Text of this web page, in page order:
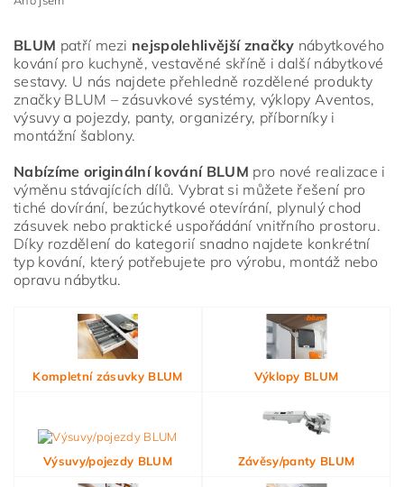
Vložením hodnocení souhlasíte spodmínkami ochrany
osobních údajů
BLUM patří mezi nejspolehlivější značky nábytkového
kování pro kuchyně, vestavěné skříně i další nábytkové
sestavy. U nás najdete přehledně rozdělené produkty
značky BLUM – zásuvkové systémy, výklopy Aventos,
výsuvy a pojezdy, panty, organizéry, příborníky i
montážní šablony.
Nabízíme originální kování BLUM pro nové realizace i
výměnu stávajících dílů. Vybrat si můžete řešení pro
tiché dovírání, bezúchytkové otevírání, plynulý chod
zásuvek nebo praktické uspořádání vnitřního prostoru.
Díky rozdělení do kategorií snadno najdete konkrétní
typ kování, který potřebujete pro výrobu, montáž nebo
opravu nábytku.
Kompletní zásuvky BLUM Výklopy BLUM
Výsuvy/pojezdy BLUM Závěsy/panty BLUM